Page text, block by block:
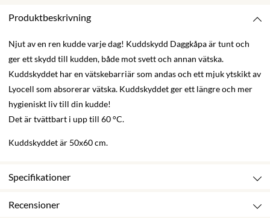
Produktbeskrivning
Njut av en ren kudde varje dag! Kuddskydd Daggkåpa är tunt och
ger ett skydd till kudden, både mot svett och annan vätska.
Kuddskyddet har en vätskebarriär som andas och ett mjuk ytskikt av
Lyocell som absorerar vätska. Kuddskyddet ger ett längre och mer
hygieniskt liv till din kudde!
Det är tvättbart i upp till 60 °C.
Kuddskyddet är 50x60 cm.
Specifikationer
Recensioner